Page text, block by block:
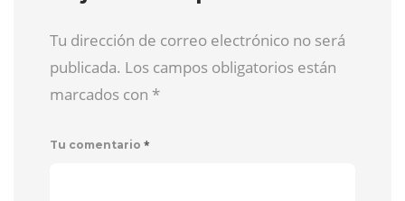
Tu dirección de correo electrónico no será
publicada. Los campos obligatorios están
marcados con *
Tu comentario *